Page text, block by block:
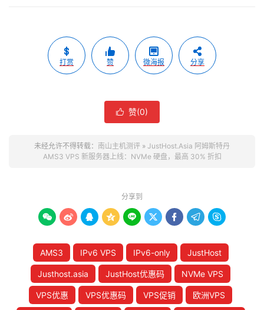
打赏 赞 微海报 分享
 赞(0)
未经允许不得转载： 南山主机测评 » JustHost.Asia 阿姆斯特丹
AMS3 VPS 新服务器上线：NVMe 硬盘，最高 30% 折扣
分享到
        
AMS3 IPv6 VPS IPv6-only JustHost
Justhost.asia JustHost优惠码 NVMe VPS
VPS优惠 VPS优惠码 VPS促销 欧洲VPS